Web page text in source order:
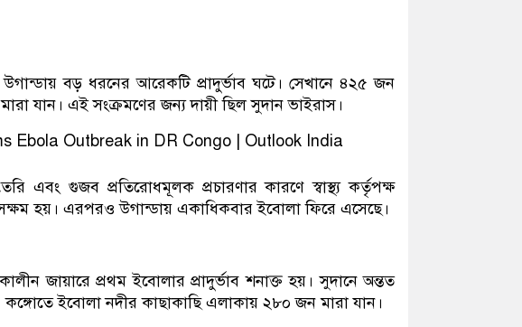
বড় ধরনের আরেকটি প্রাদুর্ভাব ঘটে। সেখানে ৪২৫ জন
যান। এই সংক্রমণের জন্য দায়ী ছিল সুদান ভাইরাস।
এবং গুজব প্রতিরোধমূলক প্রচারণার কারণে স্বাস্থ্য কর্তৃপক্ষ
সক্ষম হয়। এরপরও উগান্ডায় একাধিকবার ইবোলা ফিরে এসেছে।
জায়ারে প্রথম ইবোলার প্রাদুর্ভাব শনাক্ত হয়। সুদানে অন্তত
ইবোলা নদীর কাছাকাছি এলাকায় ২৮০ জন মারা যান।